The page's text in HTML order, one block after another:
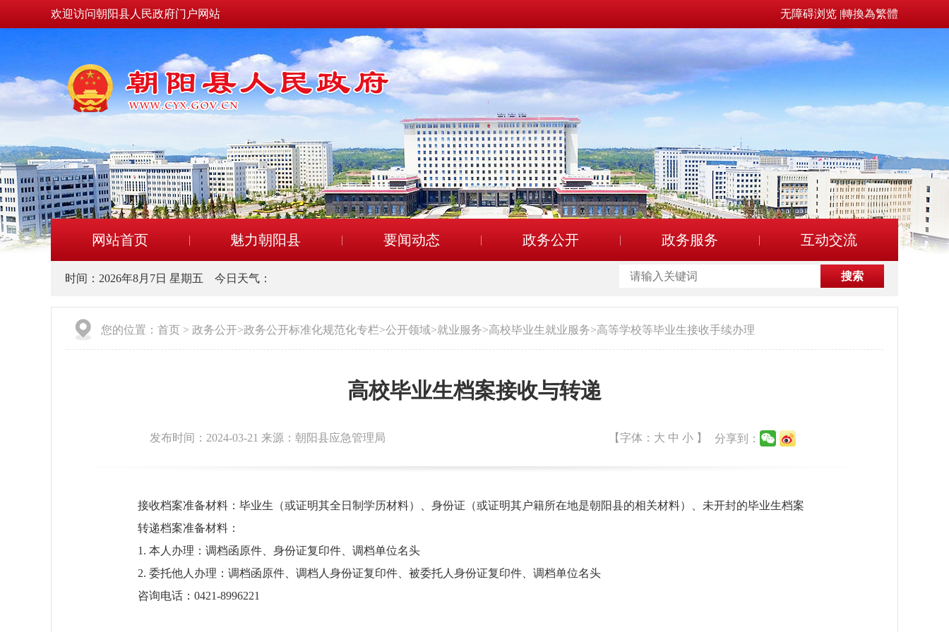
欢迎访问朝阳县人民政府门户网站 无障碍浏览 |轉換為繁體
网站首页 魅力朝阳县 要闻动态 政务公开 政务服务 互动交流
时间： 2026年8月7日 星期五 今日天气：
您的位置： 首页 > 政务公开>政务公开标准化规范化专栏>公开领域>就业服务>高校毕业生就业服务>高等学校等毕业生接收手续办理
高校毕业生档案接收与转递
发布时间：2024-03-21 来源：朝阳县应急管理局 【字体： 大 中 小 】 分享到：
接收档案准备材料：毕业生（或证明其全日制学历材料）、身份证（或证明其户籍所在地是朝阳县的相关材料）、未开封的毕业生档案
转递档案准备材料：
1. 本人办理：调档函原件、身份证复印件、调档单位名头
2. 委托他人办理：调档函原件、调档人身份证复印件、被委托人身份证复印件、调档单位名头
咨询电话：0421-8996221